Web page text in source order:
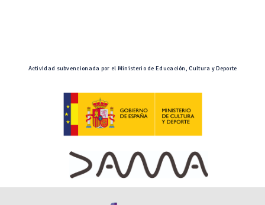
Actividad subvencionada por el Ministerio de Educación, Cultura y Deporte